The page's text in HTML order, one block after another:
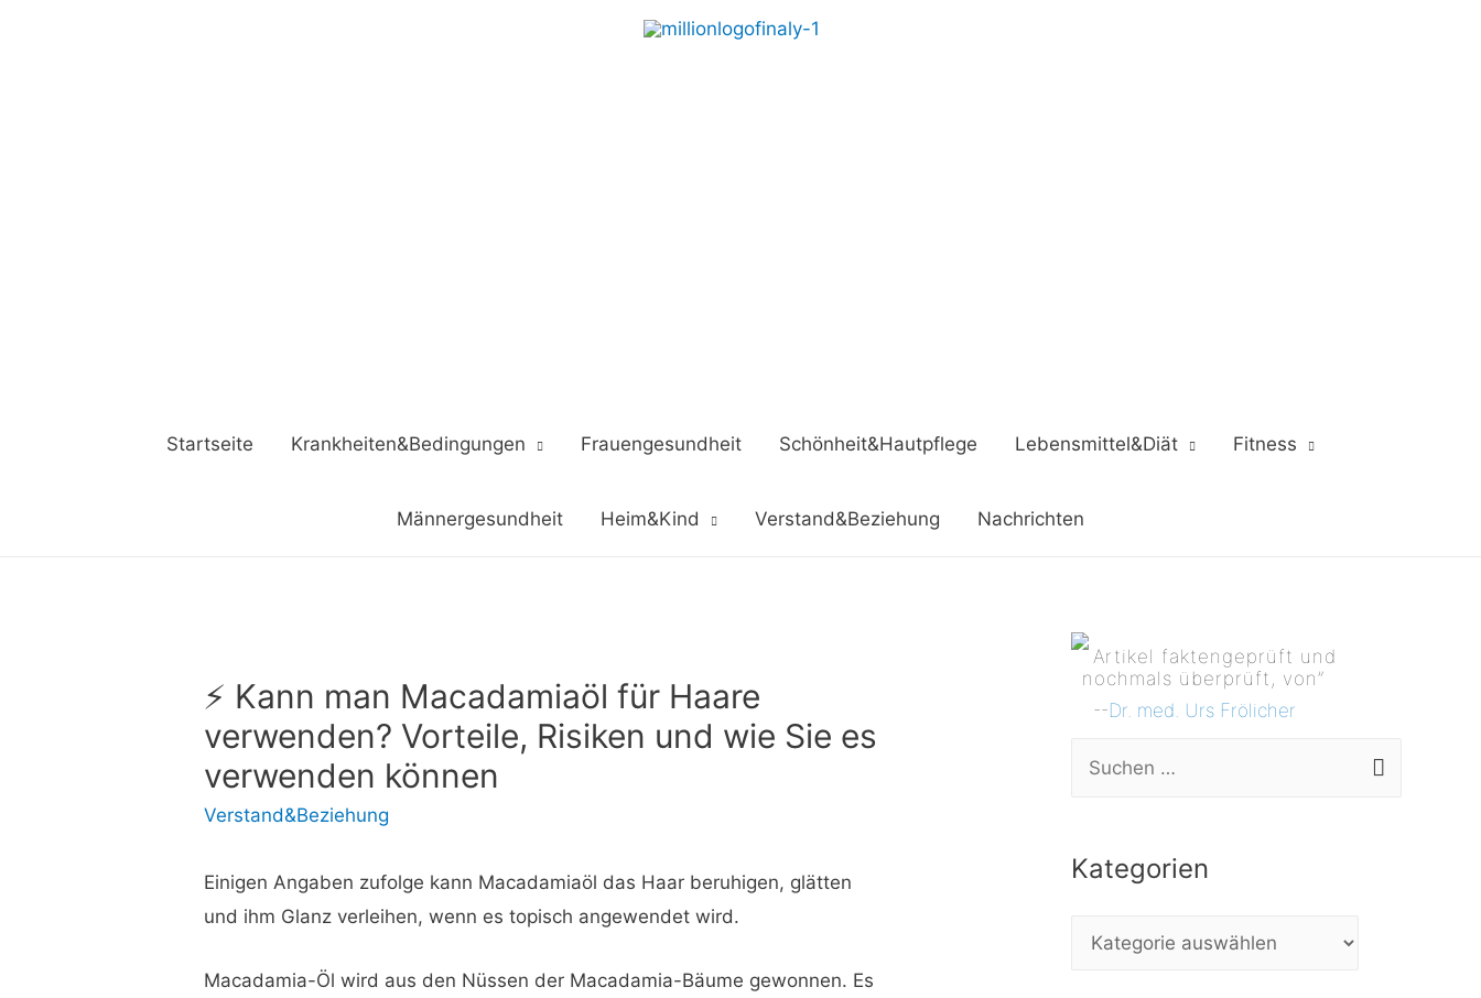
Startseite Krankheiten&Bedingungen Frauengesundheit Schönheit&Hautpflege Lebensmittel&Diät Fitness
Männergesundheit Heim&Kind Verstand&Beziehung Nachrichten
⚡ Kann man Macadamiaöl für Haare
verwenden? Vorteile, Risiken und wie Sie es
verwenden können
Verstand&Beziehung
Einigen Angaben zufolge kann Macadamiaöl das Haar beruhigen, glätten
und ihm Glanz verleihen, wenn es topisch angewendet wird.
Macadamia-Öl wird aus den Nüssen der Macadamia-Bäume gewonnen. Es
Artikel faktengeprüft und
nochmals überprüft, von”
--Dr. med. Urs Frölicher
h
Kategorien